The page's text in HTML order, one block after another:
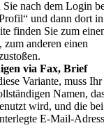
nach dem Login
und dann dort in
finden Sie zum
anderen einen
via Fax, Brief
Variante, muss Ihr
Namen,
wird, und die bei
E-Mail-